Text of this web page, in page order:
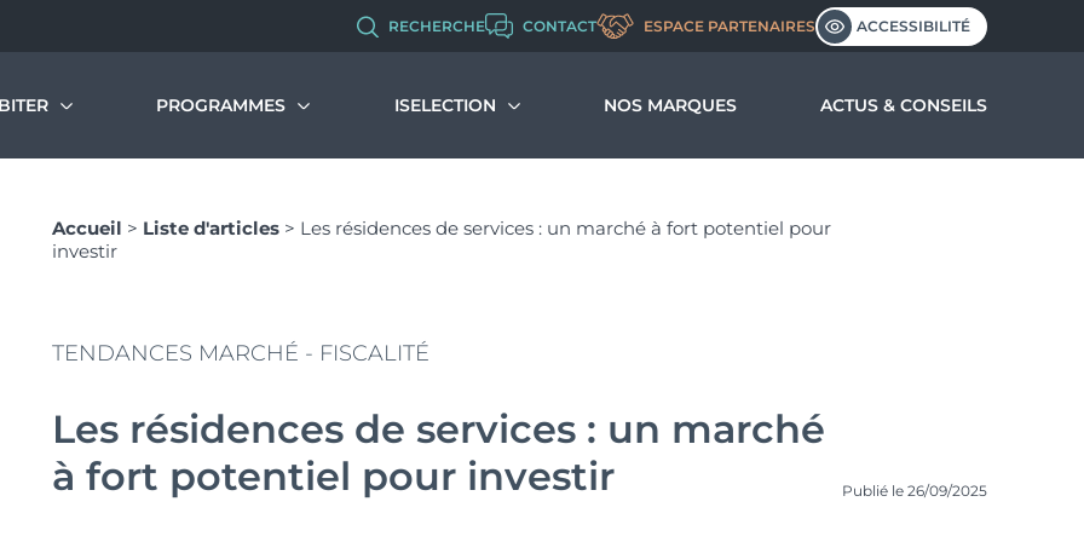
ACCESSIBILITÉ
RECHERCHE CONTACT ESPACE PARTENAIRES
Monuments Historiques
LLI
dispositifs et avantages
et comprendre le PTZ
PROGRAMMES
Programmes d’habitation
ISELECTION
Nos métiers et nos valeurs
NOS MARQUES ACTUS & CONSEILS
Accueil > Liste d'articles > Les résidences de services : un marché à fort potentiel pour
investir
TENDANCES MARCHÉ - FISCALITÉ
Les résidences de services : un marché
à fort potentiel pour investir
Publié le 26/09/2025